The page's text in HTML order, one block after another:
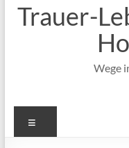
Trauer-
Wege